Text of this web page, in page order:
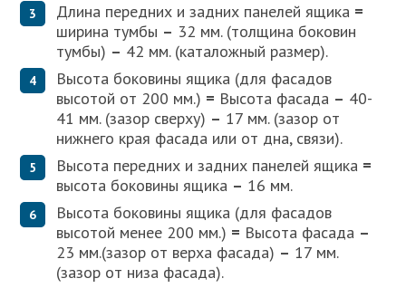
Длина передних и задних панелей ящика =
ширина тумбы – 32 мм. (толщина боковин
тумбы) – 42 мм. (каталожный размер).
Высота боковины ящика (для фасадов
высотой от 200 мм.) = Высота фасада – 40-
41 мм. (зазор сверху) – 17 мм. (зазор от
нижнего края фасада или от дна, связи).
Высота передних и задних панелей ящика =
высота боковины ящика – 16 мм.
Высота боковины ящика (для фасадов
высотой менее 200 мм.) = Высота фасада –
23 мм.(зазор от верха фасада) – 17 мм.
(зазор от низа фасада).